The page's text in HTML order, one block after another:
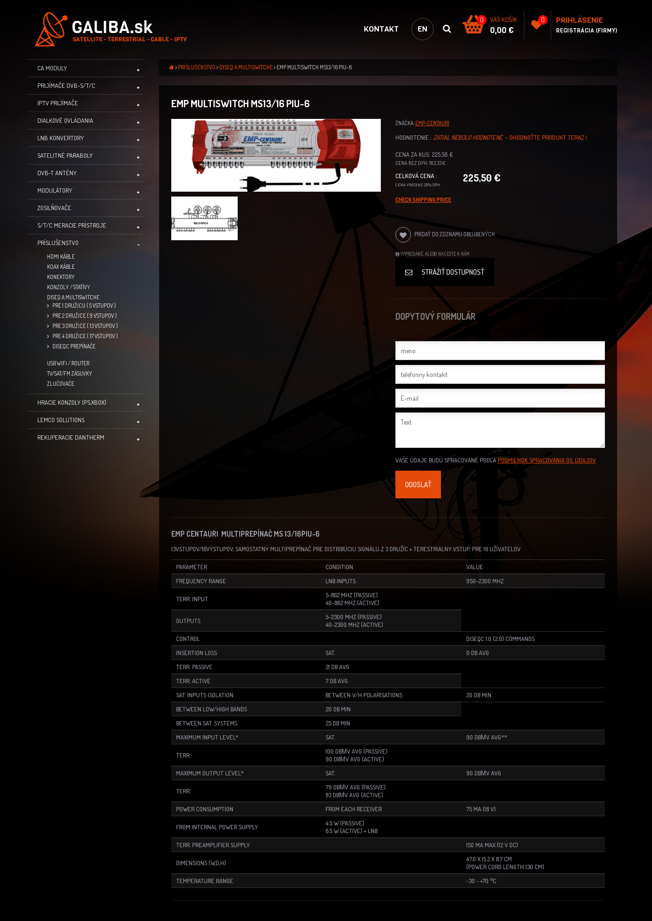
KONTAKT EN
VÁŠ KOŠÍK
0
0,00 €
0 PRIHLÁSENIE
REGISTRÁCIA (FIRMY)
PRÍSLUŠENSTVO DISEQ A MULTISWITCHE EMP MULTISWITCH MS13/16 PIU-6
EMP MULTISWITCH MS13/16 PIU-6
ZNAČKA: EMP-CENTAURI
HODNOTENIE : ZATIAL NEBOLO HODNOTENÉ - OHODNOŤTE PRODUKT TERAZ !
CENA ZA KUS: 225,50 €
CENA BEZ DPH: 183,33 €
CELKOVÁ CENA :
CENA VRÁTANE 20% DPH
225,50 €
CHECK SHIPPING PRICE
PRIDAŤ DO ZOZNAMU OBĽÚBENÝCH
VYPREDANÉ, ALEBO NA CESTE K NÁM
STRÁŽIŤ DOSTUPNOSŤ
DOPYTOVÝ FORMULÁR
VAŠÉ ÚDAJE BUDÚ SPRACOVANÉ PODĽAPODMIENOK SPRACOVANIA OS. ÚDAJOV
EMP CENTAURI MULTIPREPÍNAČ MS 13/16PIU-6
13VSTUPOV/16VÝSTUPOV, SAMOSTATNÝ MULTIPREPÍNAČ PRE DISTRIBÚCIU SIGNÁLU Z 3 DRUŽÍC + TERESTRIÁLNY VSTUP, PRE 16 UŽÍVATELOV
PARAMETER CONDITION
VALUE
FREQUENCY RANGE
LNB INPUTS 950-2300 MHZ
TERR. INPUT
5-862 MHZ (PASSIVE)
40-862 MHZ (ACTIVE)
OUTPUTS
5-2300 MHZ (PASSIVE)
40-2300 MHZ (ACTIVE)
CONTROL
DISEQC 1.0 (2.0) COMMANDS
INSERTION LOSS
SAT.
0 DB AVG
TERR. PASSIVE
21 DB AVG
TERR. ACTIVE
7 DB AVG
SAT. INPUTS ISOLATION
BETWEEN V/H POLARISATIONS
20 DB MIN
BETWEEN LOW/HIGH BANDS
20 DB MIN
BETWEEN SAT. SYSTEMS
25 DB MIN
MAXIMUM INPUT LEVEL*
SAT. 90 DBΜV AVG**
TERR.
100 DBΜV AVG (PASSIVE)
90 DBΜV AVG (ACTIVE)
MAXIMUM OUTPUT LEVEL*
SAT. 90 DBΜV AVG
TERR.
79 DBΜV AVG (PASSIVE)
83 DBΜV AVG (ACTIVE)
POWER CONSUMPTION
FROM EACH RECEIVER 75 MA (18 V)
FROM INTERNAL POWER SUPPLY
4.5 W (PASSIVE)
6.5 W (ACTIVE) + LNB
TERR. PREAMPLIFIER SUPPLY
150 MA MAX (12 V DC)
DIMENSIONS (W,D,H)
47.0 X 15.2 X 8.7 CM
(POWER CORD LENGTH 130 CM)
TEMPERATURE RANGE
-30 ~ +70 °C
CA MODULY
PRIJÍMAČE DVB-S/T/C
IPTV PRIJÍMAČE
DIALKOVÉ OVLÁDANIA
LNB KONVERTORY
SATELITNÉ PARABOLY
DVB-T ANTÉNY
MODULÁTORY
ZOSILŇOVAČE
S/T/C MERACIE PRÍSTROJE
PRÍSLUŠENSTVO
HDMI KÁBLE
KOAX KÁBLE
KONEKTORY
KONZOLY / STATÍVY
DISEQ A MULTISWITCHE
PRE 1 DRUŽICU ( 5 VSTUPOV )
PRE 2 DRUŽICE ( 9 VSTUPOV )
PRE 3 DRUŽICE ( 13 VSTUPOV )
PRE 4 DRUŽICE ( 17 VSTUPOV )
DISEQC PREPÍNAČE
USB WIFI / ROUTER
TV/SAT/FM ZÁSUVKY
ZLUČOVAČE
HRACIE KONZOLY (PS,XBOX)
LEMCO SOLUTIONS
REKUPERACIE DANTHERM